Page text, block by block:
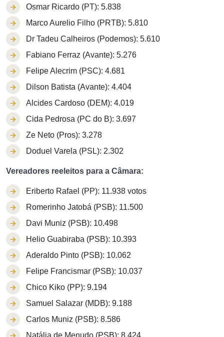
Osmar Ricardo (PT): 5.838
Marco Aurelio Filho (PRTB): 5.810
Dr Tadeu Calheiros (Podemos): 5.610
Fabiano Ferraz (Avante): 5.276
Felipe Alecrim (PSC): 4.681
Dilson Batista (Avante): 4.404
Alcides Cardoso (DEM): 4.019
Cida Pedrosa (PC do B): 3.697
Ze Neto (Pros): 3.278
Doduel Varela (PSL): 2.302
Vereadores reeleitos para a Câmara:
Eriberto Rafael (PP): 11.938 votos
Romerinho Jatobá (PSB): 11.500
Davi Muniz (PSB): 10.498
Helio Guabiraba (PSB): 10.393
Aderaldo Pinto (PSB): 10.062
Felipe Francismar (PSB): 10.037
Chico Kiko (PP): 9.194
Samuel Salazar (MDB): 9.188
Carlos Muniz (PSB): 8.586
Natália de Menudo (PSB): 8.424